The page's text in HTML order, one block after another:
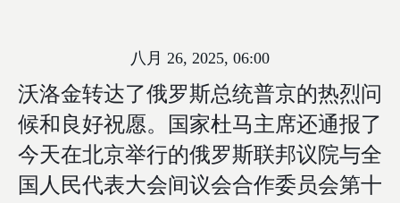
沃洛金转达了俄罗斯总统普京的热烈问
候和良好祝愿。国家杜马主席还通报了
今天在北京举行的俄罗斯联邦议院与全
国人民代表大会间议会合作委员会第十
八月 26, 2025, 06:00